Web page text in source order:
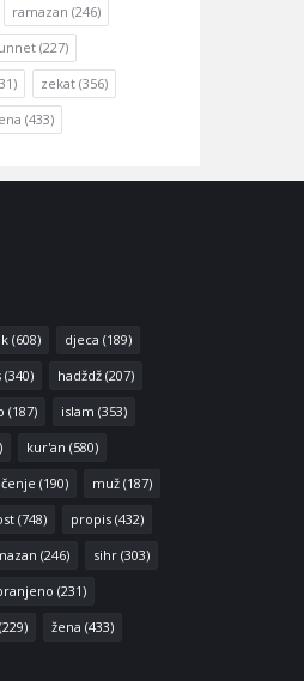
ramazan (246)
(227)
zekat (356)
(433)
(608) djeca (189)
(340) hadždž(207)
(187) islam (353)
kur'an (580)
(190) muž(187)
(748) propis(432)
(246) sihr(303)
(231)
žena (433)